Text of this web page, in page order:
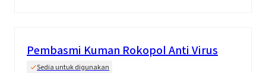
Pembasmi Kuman Rokopol Anti Virus
Sedia untuk digunakan